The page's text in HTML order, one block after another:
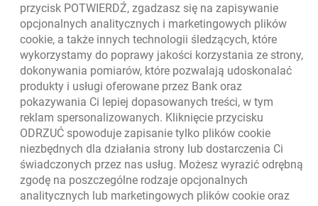
Złóż wniosek przez internet
Skontaktuj się ze Specjalistą
O banku
Odpowiedzialny biznes
Regulacje zewnętrzne
przycisk POTWIERDŹ, zgadzasz się na zapisywanie
opcjonalnych analitycznych i marketingowych plików
cookie, a także innych technologii śledzących, które
wykorzystamy do poprawy jakości korzystania ze strony,
dokonywania pomiarów, które pozwalają udoskonalać
produkty i usługi oferowane przez Bank oraz
pokazywania Ci lepiej dopasowanych treści, w tym
reklam spersonalizowanych. Kliknięcie przycisku
ODRZUĆ spowoduje zapisanie tylko plików cookie
niezbędnych dla działania strony lub dostarczenia Ci
świadczonych przez nas usług. Możesz wyrazić odrębną
zgodę na poszczególne rodzaje opcjonalnych
analitycznych lub marketingowych plików cookie oraz